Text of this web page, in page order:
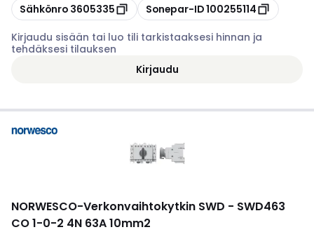
Kopioi
Sähkönro 3605335 Kopioi
Sonepar-ID100255114
Kirjaudu sisään tai luo tili tarkistaaksesi hinnan ja
tehdäksesi tilauksen
Kirjaudu
NORWESCO-Verkonvaihtokytkin SWD - SWD463
CO 1-0-2 4N 63A 10mm2